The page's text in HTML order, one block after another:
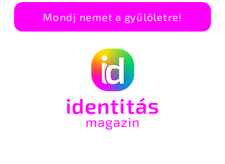
Mondj nemet a gyűlöletre!